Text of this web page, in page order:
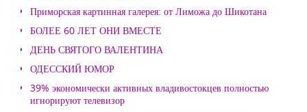
Приморская картинная галерея: от Лиможа до Шикотана
БОЛЕЕ 60 ЛЕТ ОНИ ВМЕСТЕ
ДЕНЬ СВЯТОГО ВАЛЕНТИНА
ОДЕССКИЙ ЮМОР
39% экономически активных владивостокцев полностью
игнорируют телевизор